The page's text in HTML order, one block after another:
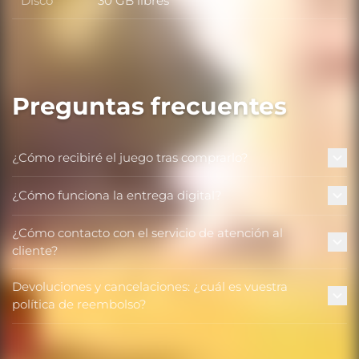
Disco
Preguntas frecuentes
¿Cómo recibiré el juego tras comprarlo?
¿Cómo funciona la entrega digital?
¿Cómo contacto con el servicio de atención al
cliente?
Devoluciones y cancelaciones: ¿cuál es vuestra
política de reembolso?